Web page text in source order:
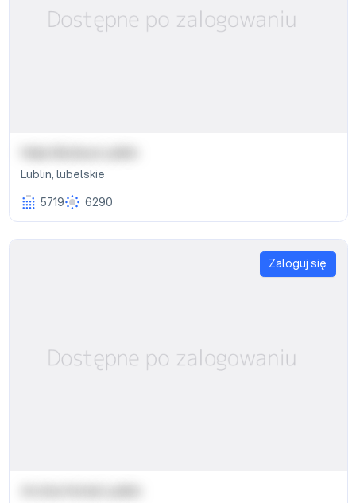
Hala Globus Lublin
Lublin,lubelskie
5719
6290
Zaloguj się
Arche Hotel Lublin